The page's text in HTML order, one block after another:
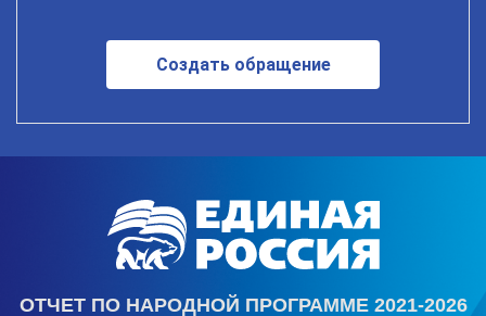
Создать обращение
ОТЧЕТ ПО НАРОДНОЙ ПРОГРАММЕ 2021-2026